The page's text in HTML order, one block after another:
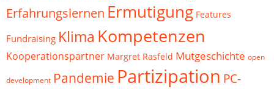
Erfahrungslernen Ermutigung Features
Fundraising Klima Kompetenzen
Kooperationspartner Margret Rasfeld Mutgeschichte open
development Pandemie Partizipation PC-